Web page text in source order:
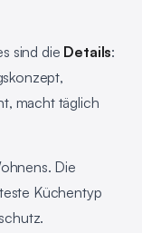
sind die Details:
macht täglich
Die
Küchentyp